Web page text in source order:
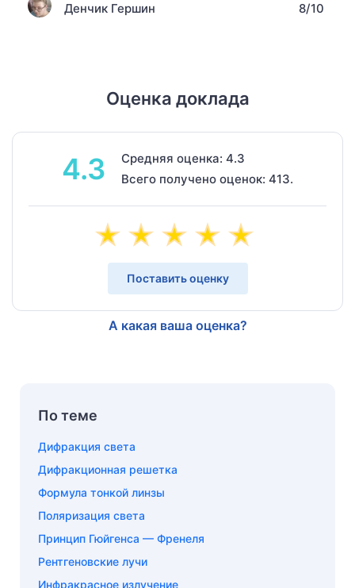
Денчик Гершин 8/10
Оценка доклада
4.3
Средняя оценка: 4.3
Всего получено оценок: 413.
Поставить оценку
А какая ваша оценка?
По теме
Дифракция света
Дифракционная решетка
Формула тонкой линзы
Поляризация света
Принцип Гюйгенса — Френеля
Рентгеновские лучи
Инфракрасное излучение